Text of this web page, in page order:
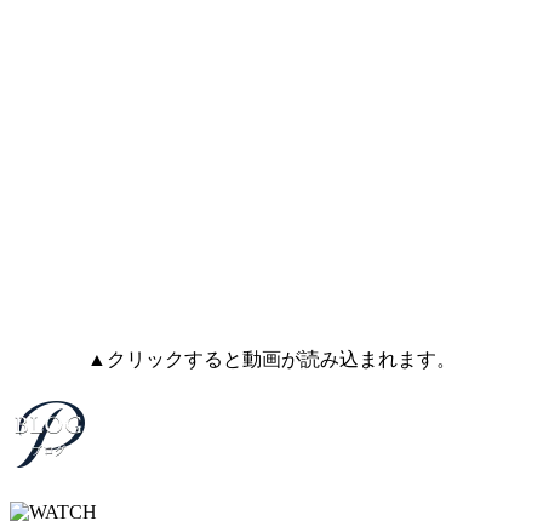
▲クリックすると動画が読み込まれます。